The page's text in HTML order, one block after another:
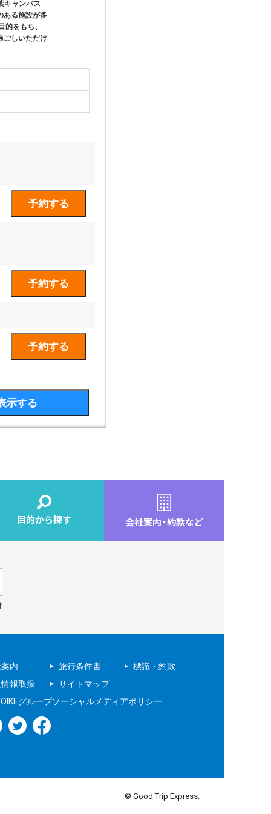
キャンパス
ある施設が多
をもち、
ごしいただけ
目的から探す 会社案内・約款など
内 旅行条件書
標識・約款
報取扱
サイトマップ
グループソーシャルメディアポリシー
© Good Trip Express.